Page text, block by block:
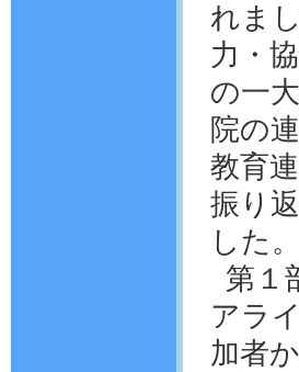
れま
力・
の一
院の
教育
振り
した。
第１
アラ
加者